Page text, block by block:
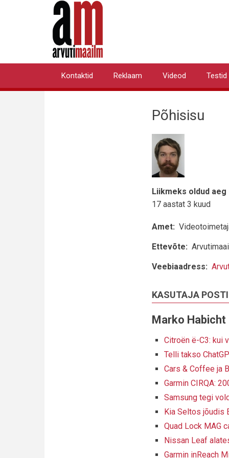
Primary
Kontaktid Reklaam Videod Testid
Põhisisu
Liikmeks oldud aeg
17 aastat 3 kuud
Amet
Ettevõte
Veebiaadress
KASUTAJA
Marko Habicht
Citroën ë-C3: kui
Telli takso
Cars & Coffee ja
Garmin CIRQA:
Samsung tegi
Kia Seltos jõudis
Quad Lock MAG
Nissan Leaf
Garmin inReach